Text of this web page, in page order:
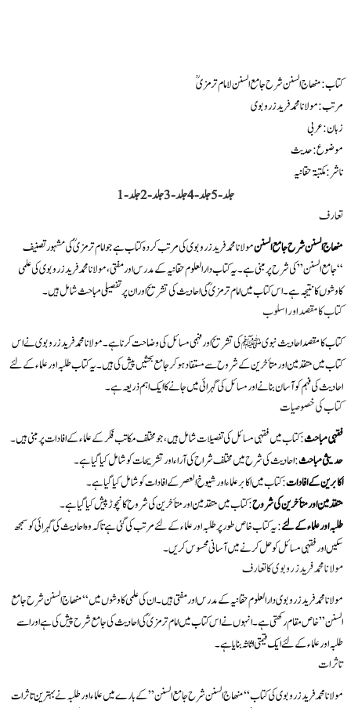
کتاب: منھاج السنن شرح جامع السنن لامام ترمزیؒ
مرتب: مولانا محمد فرید زروبوی
زبان: عربی
موضوع: حدیث
ناشر: مکتبۃ حقانیہ
جلد-1 جلد-2 جلد-3 جلد-4 جلد-5
تعارف
منھاج السنن شرح جامع السننمولانا محمد فرید زروبوی کی مرتب کردہ کتاب ہے جو امام ترمزیؒ کی مشہور تصنیف
“جامع السنن” کی شرح پر مبنی ہے۔ یہ کتاب دار العلوم حقانیہ کے مدرس اور مفتی، مولانا محمد فرید زروبوی کی علمی
کاوشوں کا نتیجہ ہے۔ اس کتاب میں امام ترمزیؒ کی احادیث کی تشریح اور ان پر تفصیلی مباحث شامل ہیں۔
کتاب کا مقصد اور اسلوب
کتاب کا مقصد احادیث نبوی ﷺ کی تشریح اور فہمی مسائل کی وضاحت کرنا ہے۔ مولانا محمد فرید زروبوی نے اس
کتاب میں متقدمین اور متأخرین کے شروح سے مستفاد ہو کر جامع بحثیں پیش کی ہیں۔ یہ کتاب طلبہ اور علماء کے لئے
احادیث کی فہم کو آسان بنانے اور مسائل کی گہرائی میں جانے کا ایک اہم ذریعہ ہے۔
کتاب کی خصوصیات
فقہی مباحث: کتاب میں فقہی مسائل کی تفصیلات شامل ہیں، جو مختلف مکاتب فکر کے علماء کے افادات پر مبنی ہیں۔
حدیثی مباحث: احادیث کی شرح میں مختلف شراح کی آراء اور تشریحات کو شامل کیا گیا ہے۔
اکابرین کے افادات: کتاب میں اکابر علماء اور شیوخ العصر کے افادات کو شامل کیا گیا ہے۔
متقدمین اور متأخرین کی شروح: کتاب میں متقدمین اور متأخرین کی شروح کا نچوڑ پیش کیا گیا ہے۔
طلبہ اور علماء کے لئے: یہ کتاب خاص طور پر طلبہ اور علماء کے لئے مرتب کی گئی ہے تاکہ وہ احادیث کی گہرائی کو سمجھ
سکیں اور فقہی مسائل کو حل کرنے میں آسانی محسوس کریں۔
مولانا محمد فرید زروبوی کا تعارف
مولانا محمد فرید زروبوی دار العلوم حقانیہ کے مدرس اور مفتی ہیں۔ ان کی علمی کاوشوں میں “منھاج السنن شرح جامع
السنن” خاص مقام رکھتی ہے۔ انہوں نے اس کتاب میں امام ترمزیؒ کی احادیث کی جامع شرح پیش کی ہے اور اسے
طلبہ اور علماء کے لئے ایک قیمتی اثاثہ بنایا ہے۔
تاثرات
مولانا محمد فرید زروبوی کی کتاب “منھاج السنن شرح جامع السنن” کے بارے میں علماء اور طلبہ نے بہترین تاثرات